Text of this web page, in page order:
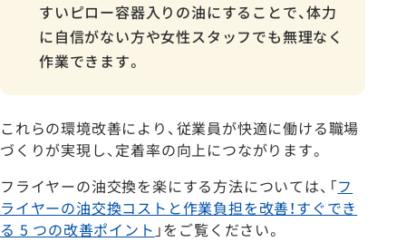
すいピロー容器入りの油にすることで、体力
に自信がない方や女性スタッフでも無理なく
作業できます。
これらの環境改善により、従業員が快適に働ける職場
づくりが実現し、定着率の向上につながります。
フライヤーの油交換を楽にする方法については、「フ
ライヤーの油交換コストと作業負担を改善！すぐでき
る 5 つの改善ポイント 」をご覧ください。